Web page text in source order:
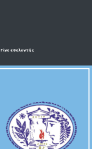
Γίνε εθελοντής